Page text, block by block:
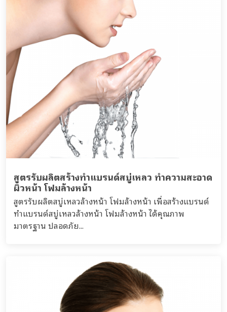
สูตรรับผลิตสร้างทำแบรนด์สบู่เหลว ทำความสะอาด
ผิวหน้า โฟมล้างหน้า
สูตรรับผลิตสบู่เหลวล้างหน้า โฟมล้างหน้า เพื่อสร้างแบรนด์
ทำแบรนด์สบู่เหลวล้างหน้า โฟมล้างหน้า ได้คุณภาพ
มาตรฐาน ปลอดภัย...